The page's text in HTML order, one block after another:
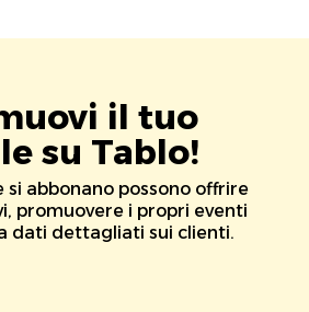
il tuo
su Tablo!
si abbonano possono offrire
promuovere i propri eventi
dati dettagliati sui clienti.